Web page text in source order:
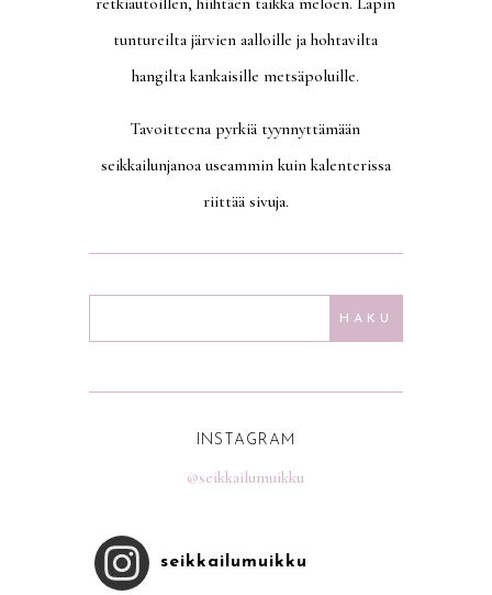
tuntureilta järvien aalloille ja hohtavilta
hangilta kankaisille metsäpoluille.
Tavoitteena pyrkiä tyynnyttämään
seikkailunjanoa useammin kuin kalenterissa
riittää sivuja.
INSTAGRAM
@seikkailumuikku
seikkailumuikku